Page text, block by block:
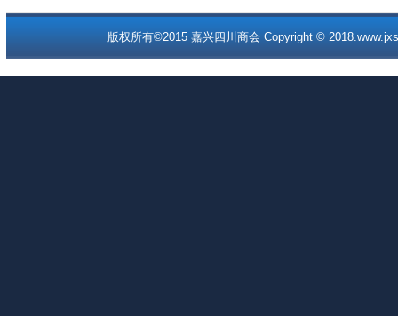
版权所有©2015 嘉兴四川商会 Copyright ©